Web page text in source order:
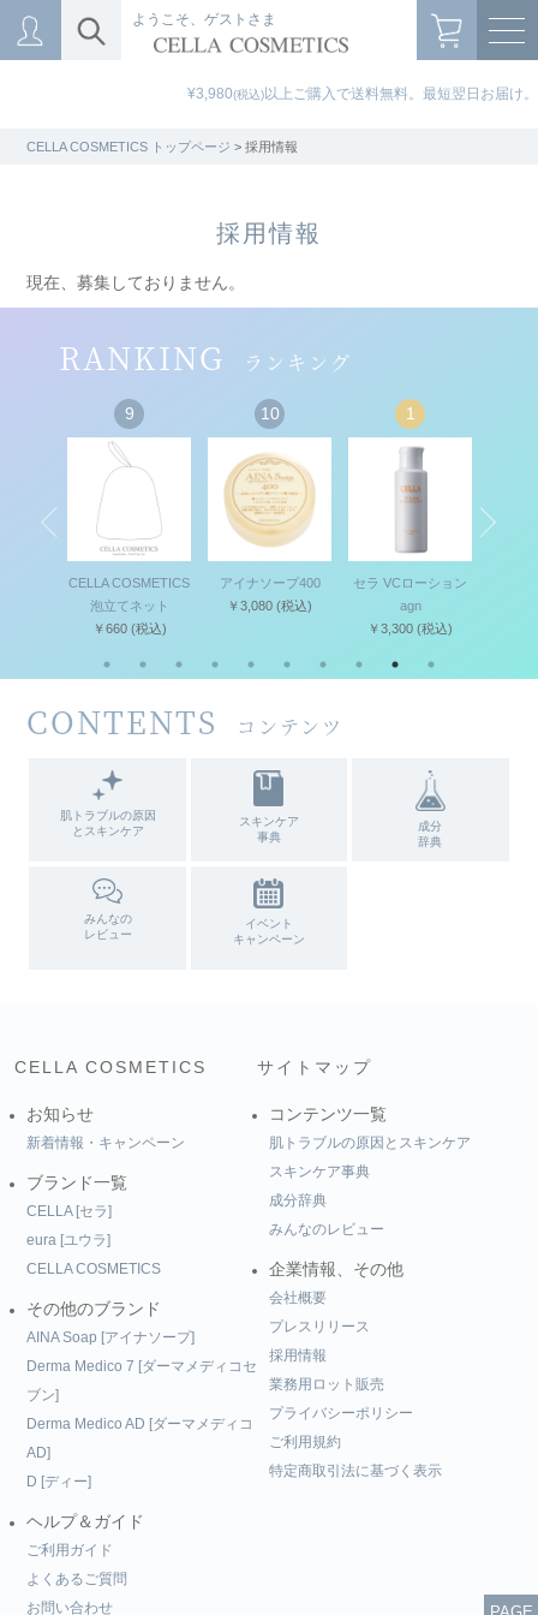
ようこそ、ゲストさま
¥3,980(税込)以上ご購入で送料無料。最短翌日お届け。
CELLA COSMETICS トップページ > 採用情報
採用情報
現在、募集しておりません。
RANKING ランキング
9
CELLA COSMETICS
泡立てネット
￥660 (税込)
10
アイナソープ400
￥3,080(税込)
1
セラ VCローション
agn
￥3,300(税込)
CONTENTS コンテンツ
肌トラブルの原因
とスキンケア
スキンケア
事典
成分
辞典
みんなの
レビュー
イベント
キャンペーン
CELLA COSMETICS
お知らせ
新着情報・キャンペーン
ブランド一覧
CELLA [セラ]
eura [ユウラ]
CELLA COSMETICS
その他のブランド
AINA Soap [アイナソープ]
Derma Medico 7 [ダーマメディコセ
ブン]
Derma Medico AD [ダーマメディコ
AD]
D [ディー]
ヘルプ＆ガイド
ご利用ガイド
よくあるご質問
お問い合わせ
サイトマップ
コンテンツ一覧
肌トラブルの原因とスキンケア
スキンケア事典
成分辞典
みんなのレビュー
企業情報、その他
会社概要
プレスリリース
採用情報
業務用ロット販売
プライバシーポリシー
ご利用規約
特定商取引法に基づく表示